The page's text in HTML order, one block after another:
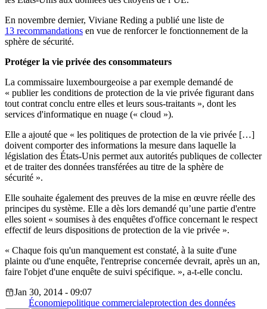
En novembre dernier, Viviane Reding a publié une liste de
13 recommandations en vue de renforcer le fonctionnement de la
sphère de sécurité.
Protéger la vie privée des consommateurs
La commissaire luxembourgeoise a par exemple demandé de
« publier les conditions de protection de la vie privée figurant dans
tout contrat conclu entre elles et leurs sous-traitants », dont les
services d'informatique en nuage (« cloud »).
Elle a ajouté que « les politiques de protection de la vie privée […]
doivent comporter des informations la mesure dans laquelle la
législation des États-Unis permet aux autorités publiques de collecter
et de traiter des données transférées au titre de la sphère de
sécurité ».
Elle souhaite également des preuves de la mise en œuvre réelle des
principes du système. Elle a dès lors demandé qu’une partie d'entre
elles soient « soumises à des enquêtes d'office concernant le respect
effectif de leurs dispositions de protection de la vie privée ».
« Chaque fois qu'un manquement est constaté, à la suite d'une
plainte ou d'une enquête, l'entreprise concernée devrait, après un an,
faire l'objet d'une enquête de suivi spécifique. », a-t-elle conclu.
Jan 30, 2014 - 09:07
Économiepolitique commercialeprotection des données